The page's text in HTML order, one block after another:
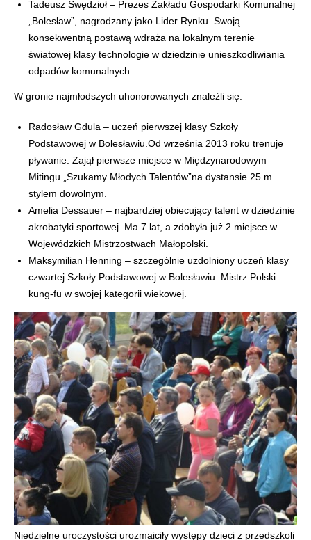
Tadeusz Swędzioł – Prezes Zakładu Gospodarki Komunalnej
„Bolesław”, nagrodzany jako Lider Rynku. Swoją
konsekwentną postawą wdraża na lokalnym terenie
światowej klasy technologie w dziedzinie unieszkodliwiania
odpadów komunalnych.
W gronie najmłodszych uhonorowanych znaleźli się:
Radosław Gdula – uczeń pierwszej klasy Szkoły
Podstawowej w Bolesławiu.Od września 2013 roku trenuje
pływanie. Zajął pierwsze miejsce w Międzynarodowym
Mitingu „Szukamy Młodych Talentów”na dystansie 25 m
stylem dowolnym.
Amelia Dessauer – najbardziej obiecujący talent w dziedzinie
akrobatyki sportowej. Ma 7 lat, a zdobyła już 2 miejsce w
Wojewódzkich Mistrzostwach Małopolski.
Maksymilian Henning – szczególnie uzdolniony uczeń klasy
czwartej Szkoły Podstawowej w Bolesławiu. Mistrz Polski
kung-fu w swojej kategorii wiekowej.
Niedzielne uroczystości urozmaiciły występy dzieci z przedszkoli